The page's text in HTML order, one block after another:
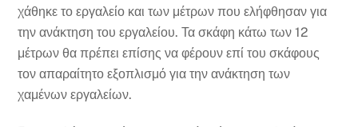
χάθηκε το εργαλείο και των μέτρων που ελήφθησαν για
την ανάκτηση του εργαλείου. Τα σκάφη κάτω των 12
μέτρων θα πρέπει επίσης να φέρουν επί του σκάφους
τον απαραίτητο εξοπλισμό για την ανάκτηση των
χαμένων εργαλείων.